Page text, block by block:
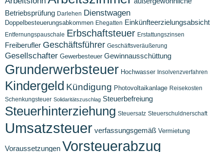
Betriebsprüfung Darlehen Dienstwagen
Doppelbesteuerungsabkommen Ehegatten Einkünfteerzielungsabsicht
Entfernungspauschale Erbschaftsteuer Erstattungszinsen
Freiberufler Geschäftsführer Geschäftsveräußerung
Gesellschafter Gewerbesteuer Gewinnausschüttung
Grunderwerbsteuer Hochwasser Insolvenzverfahren
Kindergeld Kündigung Photovoltaikanlage Reisekosten
Schenkungsteuer Solidaritätszuschlag Steuerbefreiung
Steuerhinterziehung Steuersatz Steuerschuldnerschaft
Umsatzsteuer verfassungsgemäß Vermietung
Voraussetzungen Vorsteuerabzug